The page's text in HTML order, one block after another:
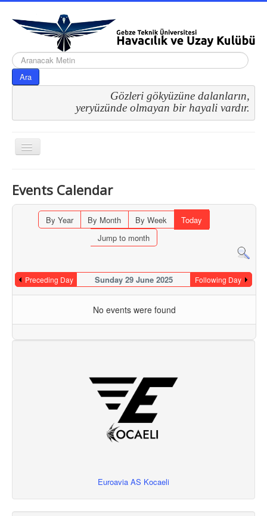
arama...
Ara
Gözleri gökyüzüne dalanların,
yeryüzünde olmayan bir hayali vardır.
Gezinme
geçişini
Events Calendar
By Year By Month By Week
Today
Jump to month
Preceding Day Sunday 29 June 2025 Following Day
No events were found
Euroavia AS Kocaeli